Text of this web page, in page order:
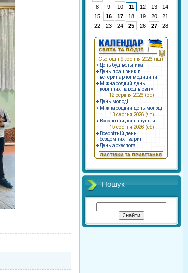
8
9 10 11 12 13
14
15
16 17 18 19 20
21
22
23 24 25 26 27 28
Пошук